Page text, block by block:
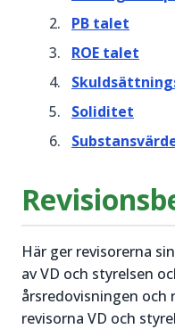
PB talet
ROE talet
Soliditet
Här ger revisorerna
av VD och styrelsen
årsredovisningen och
revisorna VD och